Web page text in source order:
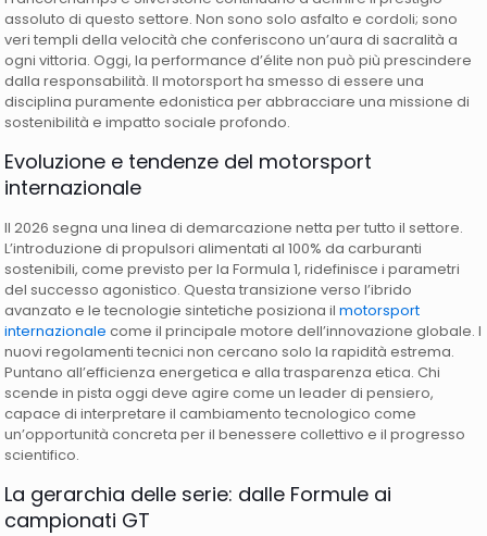
assoluto di questo settore. Non sono solo asfalto e cordoli; sono
veri templi della velocità che conferiscono un’aura di sacralità a
ogni vittoria. Oggi, la performance d’élite non può più prescindere
dalla responsabilità. Il motorsport ha smesso di essere una
disciplina puramente edonistica per abbracciare una missione di
sostenibilità e impatto sociale profondo.
Evoluzione e tendenze del motorsport
internazionale
Il 2026 segna una linea di demarcazione netta per tutto il settore.
L’introduzione di propulsori alimentati al 100% da carburanti
sostenibili, come previsto per la Formula 1, ridefinisce i parametri
del successo agonistico. Questa transizione verso l’ibrido
avanzato e le tecnologie sintetiche posiziona ilmotorsport
internazionale come il principale motore dell’innovazione globale. I
nuovi regolamenti tecnici non cercano solo la rapidità estrema.
Puntano all’efficienza energetica e alla trasparenza etica. Chi
scende in pista oggi deve agire come un leader di pensiero,
capace di interpretare il cambiamento tecnologico come
un’opportunità concreta per il benessere collettivo e il progresso
scientifico.
La gerarchia delle serie: dalle Formule ai
campionati GT